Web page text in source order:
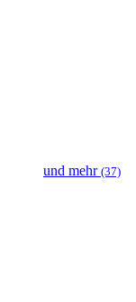
und mehr (37)